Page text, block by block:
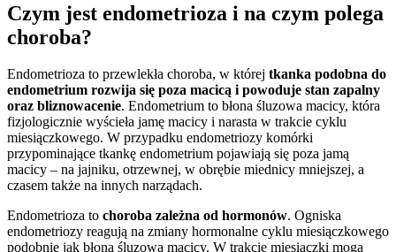
Czym jest endometrioza i na czym polega
choroba?
Endometrioza to przewlekła choroba, w której tkanka podobna do
endometrium rozwija się poza macicą i powoduje stan zapalny
oraz bliznowacenie. Endometrium to błona śluzowa macicy, która
fizjologicznie wyścieła jamę macicy i narasta w trakcie cyklu
miesiączkowego. W przypadku endometriozy komórki
przypominające tkankę endometrium pojawiają się poza jamą
macicy – na jajniku, otrzewnej, w obrębie miednicy mniejszej, a
czasem także na innych narządach.
Endometrioza to choroba zależna od hormonów. Ogniska
endometriozy reagują na zmiany hormonalne cyklu miesiączkowego
podobnie jak błona śluzowa macicy. W trakcie miesiączki mogą